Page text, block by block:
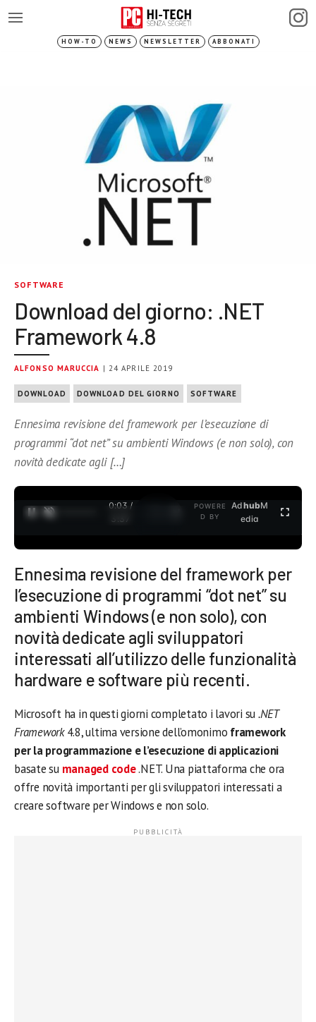
HOW-TO NEWS NEWSLETTER ABBONATI
SOFTWARE
Download del giorno: .NET
Framework 4.8
ALFONSO MARUCCIA | 24 APRILE 2019
DOWNLOAD DOWNLOAD DEL GIORNO SOFTWARE
Ennesima revisione del framework per l’esecuzione di
programmi “dot net” su ambienti Windows (e non solo), con
novità dedicate agli […]
0:03 /
3:37
POWERE
D BY
AdhubM
edia
Ennesima revisione del framework per
l’esecuzione di programmi “dot net” su
ambienti Windows (e non solo), con
novità dedicate agli sviluppatori
interessati all’utilizzo delle funzionalità
hardware e software più recenti.
Microsoft ha in questi giorni completato i lavori su.NET
Framework4.8, ultima versione dell’omonimo framework
per la programmazione e l’esecuzione di applicazioni
basate su managed code.NET. Una piattaforma che ora
offre novità importanti per gli sviluppatori interessati a
creare software per Windows e non solo.